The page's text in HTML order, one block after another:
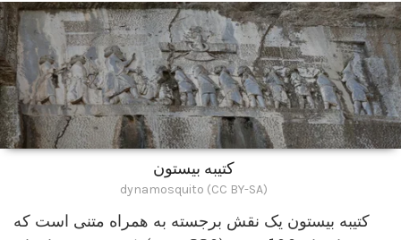
کتیبه بیستون
dynamosquito (CC BY-SA)
کتیبه بیستون یک نقش برجسته به همراه متنی است که